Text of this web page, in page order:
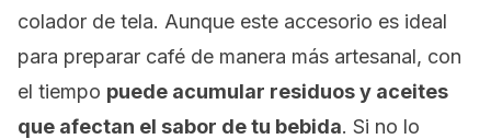
colador de tela. Aunque este accesorio es ideal
para preparar café de manera más artesanal, con
el tiempo puede acumular residuos y aceites
que afectan el sabor de tu bebida. Si no lo